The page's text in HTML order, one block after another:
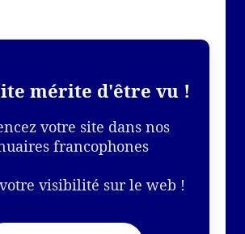
mérite d'être vu !
votre site dans nos
francophones
visibilité sur le web !